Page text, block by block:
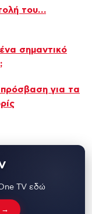
του…
σημαντικό
για τα
TV εδώ
→